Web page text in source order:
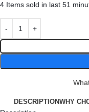
4 Items sold in last 51
DESCRIPTIONWHY